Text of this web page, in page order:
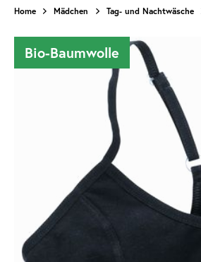
Home Mädchen Tag- und Nachtwäsche
Bio-Baumwolle